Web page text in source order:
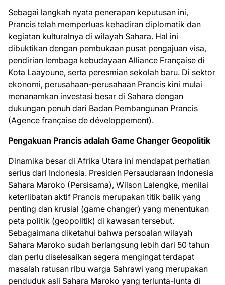
Sebagai langkah nyata penerapan keputusan ini,
Prancis telah memperluas kehadiran diplomatik dan
kegiatan kulturalnya di wilayah Sahara. Hal ini
dibuktikan dengan pembukaan pusat pengajuan visa,
pendirian lembaga kebudayaan Alliance Française di
Kota Laayoune, serta peresmian sekolah baru. Di sektor
ekonomi, perusahaan-perusahaan Prancis kini mulai
menanamkan investasi besar di Sahara dengan
dukungan penuh dari Badan Pembangunan Prancis
(Agence française de développement).
Pengakuan Prancis adalah Game Changer Geopolitik
Dinamika besar di Afrika Utara ini mendapat perhatian
serius dari Indonesia. Presiden Persaudaraan Indonesia
Sahara Maroko (Persisama), Wilson Lalengke, menilai
keterlibatan aktif Prancis merupakan titik balik yang
penting dan krusial (game changer) yang menentukan
peta politik (geopolitik) di kawasan tersebut.
Sebagaimana diketahui bahwa persoalan wilayah
Sahara Maroko sudah berlangsung lebih dari 50 tahun
dan perlu diselesaikan segera mengingat terdapat
masalah ratusan ribu warga Sahrawi yang merupakan
penduduk asli Sahara Maroko yang terlunta-lunta di